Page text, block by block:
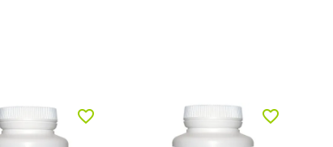
favorite_border favorite_border